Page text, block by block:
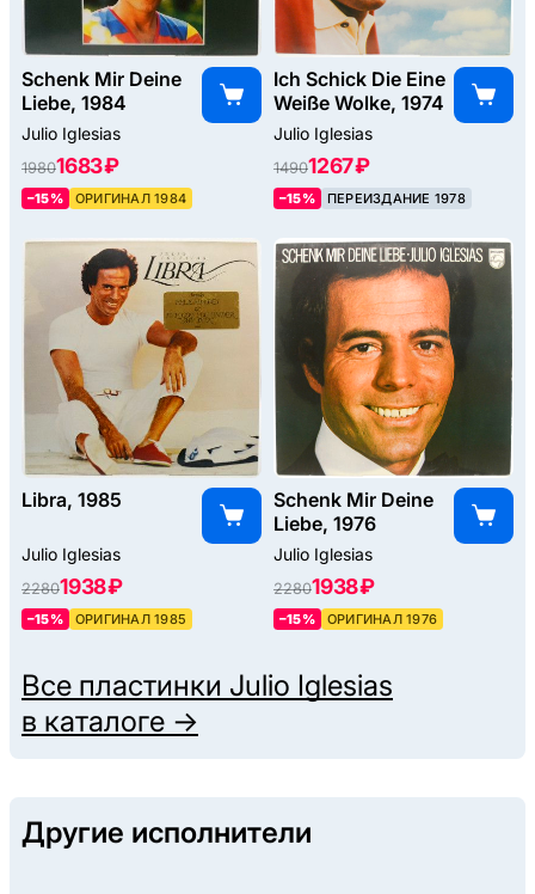
Schenk Mir Deine
Liebe, 1984
Julio Iglesias
19801683 ₽
–15% ОРИГИНАЛ 1984
Ich Schick Die Eine
Weiße Wolke, 1974
Julio Iglesias
14901267 ₽
–15% ПЕРЕИЗДАНИЕ 1978
Libra, 1985
Julio Iglesias
22801938 ₽
–15% ОРИГИНАЛ 1985
Schenk Mir Deine
Liebe, 1976
Julio Iglesias
22801938 ₽
–15% ОРИГИНАЛ 1976
Все пластинки Julio Iglesias
в каталоге →
Другие исполнители